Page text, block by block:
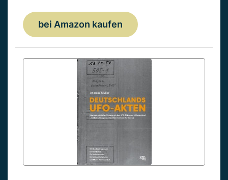
bei Amazon kaufen